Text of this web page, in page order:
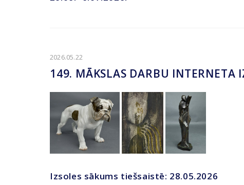
2026.05.22
149. MĀKSLAS DARBU INTERNETA
Izsoles sākums tiešsaistē: 28.05.2026